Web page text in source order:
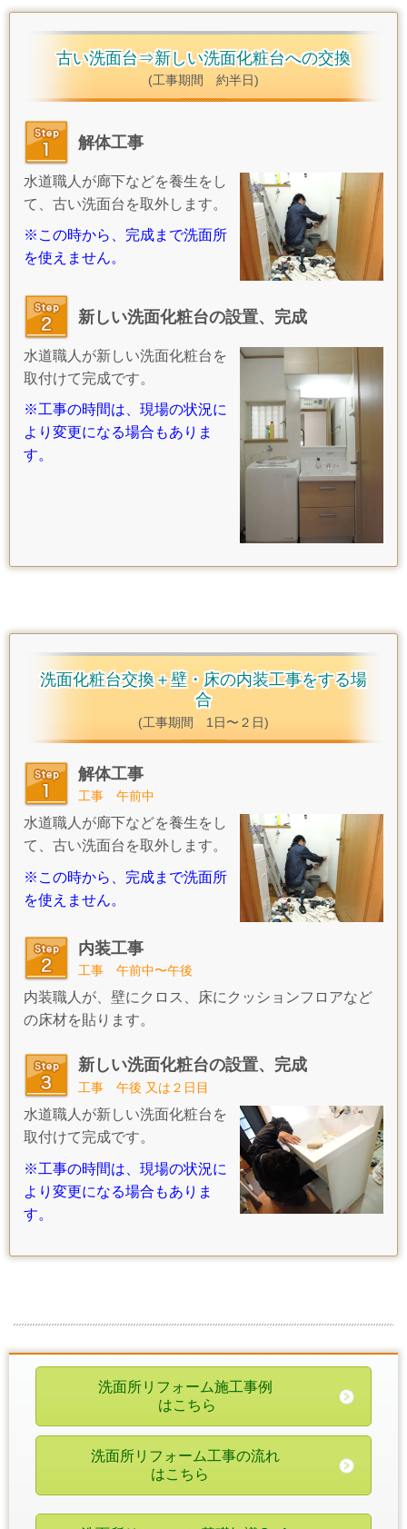
古い洗面台⇒新しい洗面化粧台への交換
(工事期間 約半日)
解体工事
水道職人が廊下などを養生をし
て、古い洗面台を取外します。
※この時から、完成まで洗面所
を使えません。
新しい洗面化粧台の設置、完成
水道職人が新しい洗面化粧台を
取付けて完成です。
※工事の時間は、現場の状況に
より変更になる場合もありま
す。
洗面化粧台交換＋壁・床の内装工事をする場
合
(工事期間 1日〜２日)
解体工事
工事 午前中
水道職人が廊下などを養生をし
て、古い洗面台を取外します。
※この時から、完成まで洗面所
を使えません。
内装工事
工事 午前中〜午後
内装職人が、 壁にクロス、床にクッションフロアなど
の床材を貼ります。
新しい洗面化粧台の設置、完成
工事 午後 又は２日目
水道職人が新しい洗面化粧台を
取付けて完成です。
※工事の時間は、現場の状況に
より変更になる場合もありま
す。
洗面所リフォーム施工事例
はこちら
洗面所リフォーム工事の流れ
はこちら